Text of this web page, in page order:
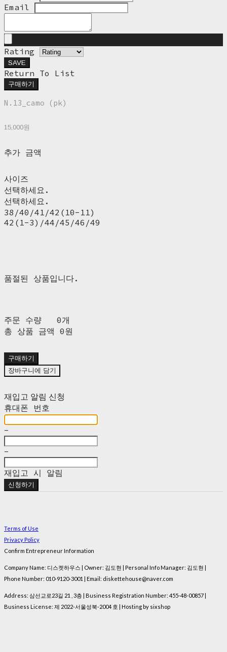
Email
Rating
SAVE
Return To List
구매하기
N.13_camo (pk)
15,000원
추가 금액
사이즈
선택하세요.
선택하세요.
38/40/41/42(10-11)
42(1-3)/44/45/46/49
품절된 상품입니다.
주문 수량
0개
총 상품 금액 0원
구매하기
장바구니에 담기
재입고 알림 신청
휴대폰 번호
-
-
재입고 시 알림
신청하기
Terms of Use
Privacy Policy
Confirm Entrepreneur Information
Company Name: 디스켓하우스 | Owner: 김도현 | Personal Info Manager: 김도현 |
Phone Number: 010-9120-3001 | Email: diskettehouse@naver.com
Address: 삼선교로23길 21 , 3층 | Business Registration Number: 455-48-00857
Business License: 제 2022-서울성북-2004 호 | Hosting by sixshop